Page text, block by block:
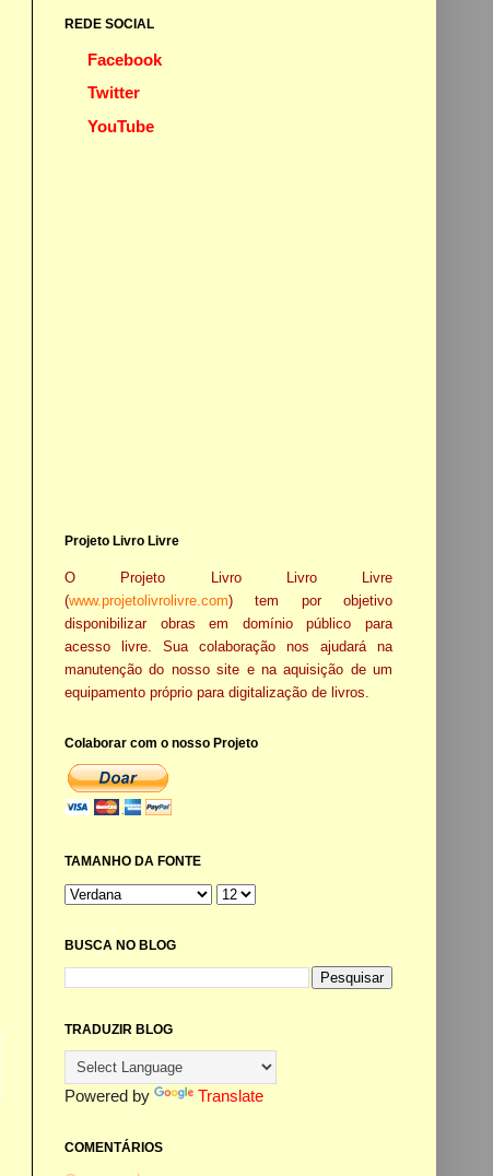
REDE SOCIAL
Facebook
Twitter
YouTube
Projeto Livro Livre
O Projeto Livro Livro Livre
(www.projetolivrolivre.com) tem por objetivo
disponibilizar obras em domínio público para
acesso livre. Sua colaboração nos ajudará na
manutenção do nosso site e na aquisição de um
equipamento próprio para digitalização de livros.
Colaborar com o nosso Projeto
TAMANHO DA FONTE
BUSCA NO BLOG
TRADUZIR BLOG
Powered by Translate
COMENTÁRIOS